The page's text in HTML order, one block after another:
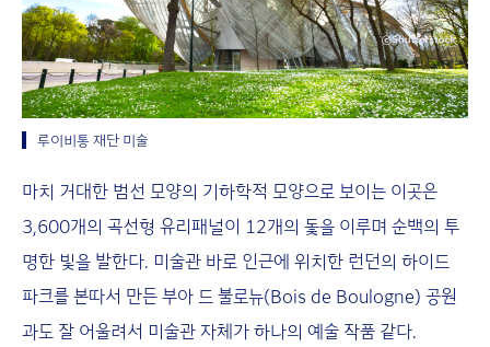
루이비통 재단 미술
마치 거대한 범선 모양의 기하학적 모양으로 보이는 이곳은
3,600개의 곡선형 유리패널이 12개의 돛을 이루며 순백의 투
명한 빛을 발한다. 미술관 바로 인근에 위치한 런던의 하이드
파크를 본따서 만든 부아 드 불로뉴(Bois de Boulogne) 공원
과도 잘 어울려서 미술관 자체가 하나의 예술 작품 같다.